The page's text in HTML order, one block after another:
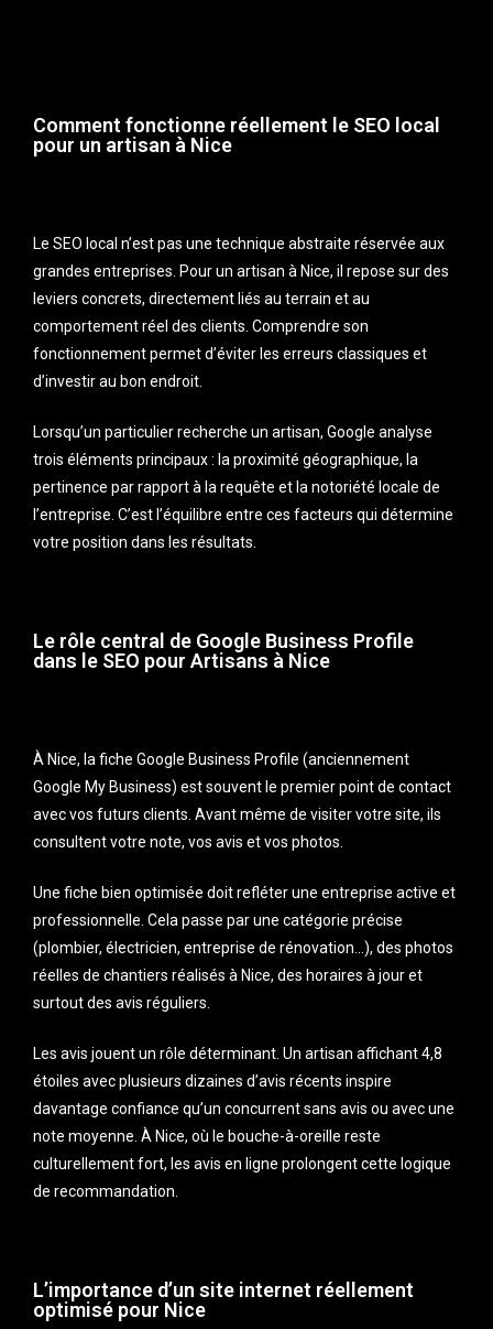
Comment fonctionne réellement le SEO local
pour un artisan à Nice
Le SEO local n’est pas une technique abstraite réservée aux
grandes entreprises. Pour un artisan à Nice, il repose sur des
leviers concrets, directement liés au terrain et au
comportement réel des clients. Comprendre son
fonctionnement permet d’éviter les erreurs classiques et
d’investir au bon endroit.
Lorsqu’un particulier recherche un artisan, Google analyse
trois éléments principaux : la proximité géographique, la
pertinence par rapport à la requête et la notoriété locale de
l’entreprise. C’est l’équilibre entre ces facteurs qui détermine
votre position dans les résultats.
Le rôle central de Google Business Profile
dans le SEO pour Artisans à Nice
À Nice, la fiche Google Business Profile (anciennement
Google My Business) est souvent le premier point de contact
avec vos futurs clients. Avant même de visiter votre site, ils
consultent votre note, vos avis et vos photos.
Une fiche bien optimisée doit refléter une entreprise active et
professionnelle. Cela passe par une catégorie précise
(plombier, électricien, entreprise de rénovation…), des photos
réelles de chantiers réalisés à Nice, des horaires à jour et
surtout des avis réguliers.
Les avis jouent un rôle déterminant. Un artisan affichant 4,8
étoiles avec plusieurs dizaines d’avis récents inspire
davantage confiance qu’un concurrent sans avis ou avec une
note moyenne. À Nice, où le bouche-à-oreille reste
culturellement fort, les avis en ligne prolongent cette logique
de recommandation.
L’importance d’un site internet réellement
optimisé pour Nice